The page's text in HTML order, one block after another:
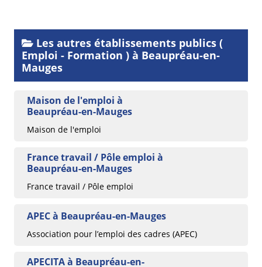
Les autres établissements publics (
Emploi - Formation ) à Beaupréau-en-
Mauges
Maison de l'emploi à
Beaupréau-en-Mauges
Maison de l'emploi
France travail / Pôle emploi à
Beaupréau-en-Mauges
France travail / Pôle emploi
APEC à Beaupréau-en-Mauges
Association pour l’emploi des cadres (APEC)
APECITA à Beaupréau-en-